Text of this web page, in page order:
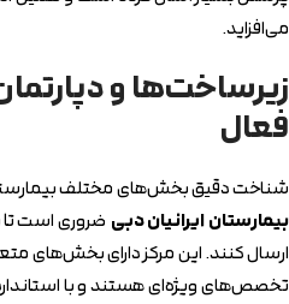
می‌افزاید.
زیرساخت‌ها و
فعال
شناخت دقیق بخش‌های مختلف
بیمارستان ایرانیان دبی ضروری است تا
ارسال کنند. این مرکز دارای بخش‌های
تخصص‌های ویژه‌ای هستند و با